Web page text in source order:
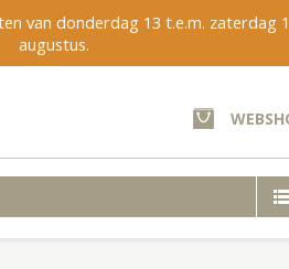
van donderdag 13 t.e.m. zaterdag
augustus.